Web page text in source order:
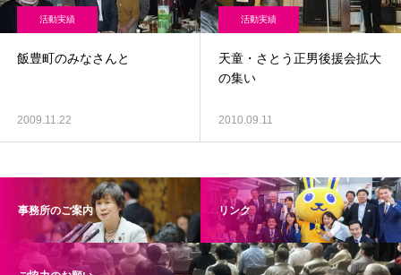
活動実績
飯豊町のみなさんと
2009.11.22
活動実績
天童・さとう正男後援会拡大
の集い
2010.09.11
事務所のご案内 リンク